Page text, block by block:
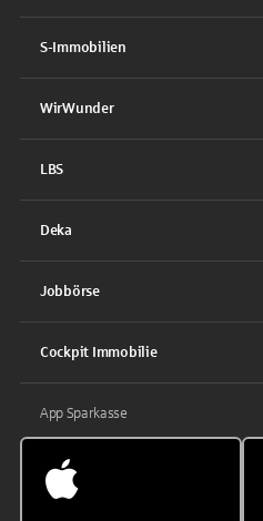
S-Immobilien
WirWunder
LBS
Deka
Jobbörse
Cockpit Immobilie
App Sparkasse